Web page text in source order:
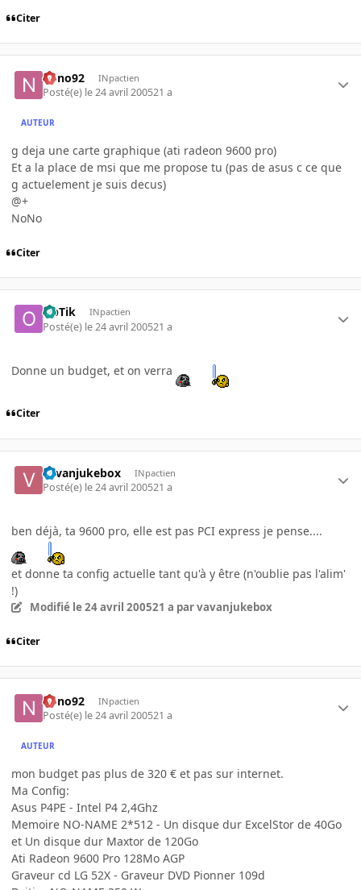
Citer
nono92 INpactien
Posté(e) le 24 avril 200521 a
AUTEUR
g deja une carte graphique (ati radeon 9600 pro)
Et a la place de msi que me propose tu (pas de asus c ce que
g actuelement je suis decus)
@+
NoNo
Citer
OpTik INpactien
Posté(e) le 24 avril 200521 a
Donne un budget, et on verra
Citer
vavanjukebox INpactien
Posté(e) le 24 avril 200521 a
ben déjà, ta 9600 pro, elle est pas PCI express je pense....
et donne ta config actuelle tant qu'à y être (n'oublie pas l'alim'
!)
Modifié le 24 avril 200521 a par vavanjukebox
Citer
nono92 INpactien
Posté(e) le 24 avril 200521 a
AUTEUR
mon budget pas plus de 320 € et pas sur internet.
Ma Config:
Asus P4PE - Intel P4 2,4Ghz
Memoire NO-NAME 2*512 - Un disque dur ExcelStor de 40Go
et Un disque dur Maxtor de 120Go
Ati Radeon 9600 Pro 128Mo AGP
Graveur cd LG 52X - Graveur DVD Pionner 109d